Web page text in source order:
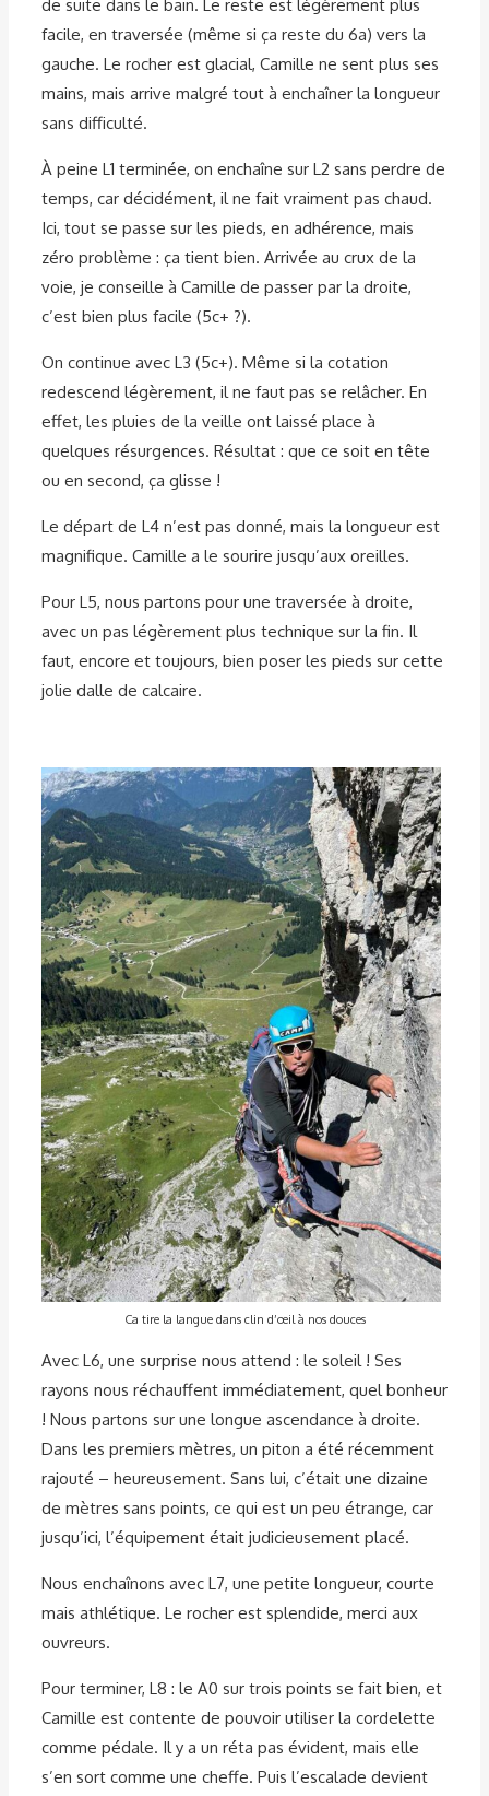
de suite dans le bain. Le reste est légèrement plus
facile, en traversée (même si ça reste du 6a) vers la
gauche. Le rocher est glacial, Camille ne sent plus ses
mains, mais arrive malgré tout à enchaîner la longueur
sans difficulté.
À peine L1 terminée, on enchaîne sur L2 sans perdre de
temps, car décidément, il ne fait vraiment pas chaud.
Ici, tout se passe sur les pieds, en adhérence, mais
zéro problème : ça tient bien. Arrivée au crux de la
voie, je conseille à Camille de passer par la droite,
c’est bien plus facile (5c+ ?).
On continue avec L3 (5c+). Même si la cotation
redescend légèrement, il ne faut pas se relâcher. En
effet, les pluies de la veille ont laissé place à
quelques résurgences. Résultat : que ce soit en tête
ou en second, ça glisse !
Le départ de L4 n’est pas donné, mais la longueur est
magnifique. Camille a le sourire jusqu’aux oreilles.
Pour L5, nous partons pour une traversée à droite,
avec un pas légèrement plus technique sur la fin. Il
faut, encore et toujours, bien poser les pieds sur cette
jolie dalle de calcaire.
Ca tire la langue dans clin d’œil à nos douces
Avec L6, une surprise nous attend : le soleil ! Ses
rayons nous réchauffent immédiatement, quel bonheur
! Nous partons sur une longue ascendance à droite.
Dans les premiers mètres, un piton a été récemment
rajouté – heureusement. Sans lui, c’était une dizaine
de mètres sans points, ce qui est un peu étrange, car
jusqu’ici, l’équipement était judicieusement placé.
Nous enchaînons avec L7, une petite longueur, courte
mais athlétique. Le rocher est splendide, merci aux
ouvreurs.
Pour terminer, L8 : le A0 sur trois points se fait bien, et
Camille est contente de pouvoir utiliser la cordelette
comme pédale. Il y a un réta pas évident, mais elle
s’en sort comme une cheffe. Puis l’escalade devient